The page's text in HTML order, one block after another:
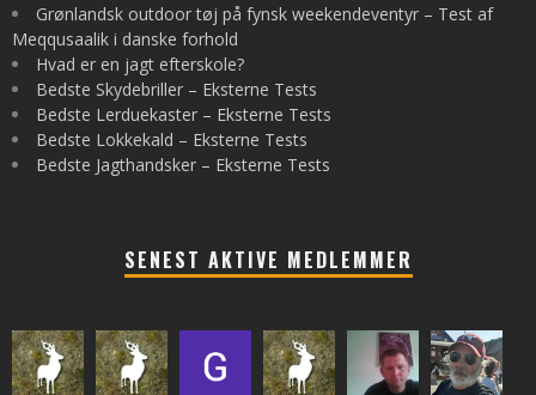
Grønlandsk outdoor tøj på fynsk weekendeventyr – Test af
Meqqusaalik i danske forhold
Hvad er en jagt efterskole?
Bedste Skydebriller – Eksterne Tests
Bedste Lerduekaster – Eksterne Tests
Bedste Lokkekald – Eksterne Tests
Bedste Jagthandsker – Eksterne Tests
SENEST AKTIVE MEDLEMMER